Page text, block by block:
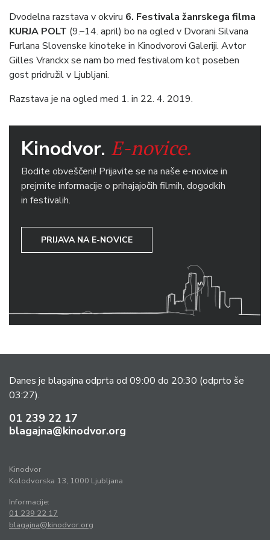
Dvodelna razstava v okviru 6. Festivala žanrskega filma
KURJA POLT (9.–14. april) bo na ogled v Dvorani Silvana
Furlana Slovenske kinoteke in Kinodvorovi Galeriji. Avtor
Gilles Vranckx se nam bo med festivalom kot poseben
gost pridružil v Ljubljani.
Razstava je na ogled med 1. in 22. 4. 2019.
Kinodvor. E-novice.
Bodite obveščeni! Prijavite se na naše e-novice in
prejmite informacije o prihajajočih filmih, dogodkih
in festivalih.
PRIJAVA NA E-NOVICE
Danes je blagajna odprta od 09:00 do 20:30 (odprto še
03:27).
01 239 22 17
blagajna@kinodvor.org
Kinodvor
Kolodvorska 13, 1000 Ljubljana
Informacije:
01 239 22 17
blagajna@kinodvor.org